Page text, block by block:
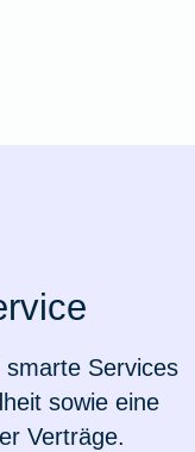
bist
Services
sowie eine
Verträge.